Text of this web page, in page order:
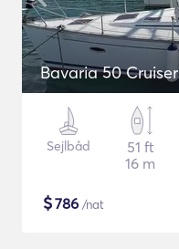
Bavaria 50 Cruiser
Sejlbåd
51 ft
16 m
$786 /nat